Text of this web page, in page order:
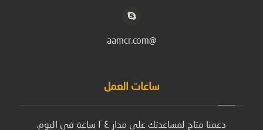
@aamcr.com
ساعات العمل
دعمنا متاح لمساعدتك على مدار ٢٤ ساعة في اليوم.